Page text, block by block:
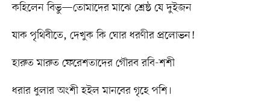
কহিলেন বিভু—তোমাদের মাঝে শ্রেষ্ঠ যে দুইজন
যাক পৃথিবীতে, দেখুক কি ঘোর ধরণীর প্রলোভন!
হারুত মারুত ফেরেশতাদের গৌরব রবি-শশী
ধরার ধুলার অংশী হইল মানবের গৃহে পশি।